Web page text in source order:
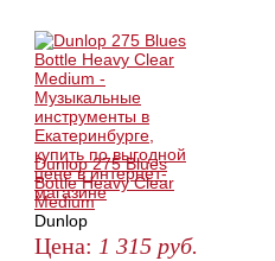
Dunlop 275 Blues
Bottle Heavy Clear
Medium
Dunlop
Цена: 1 315 руб.